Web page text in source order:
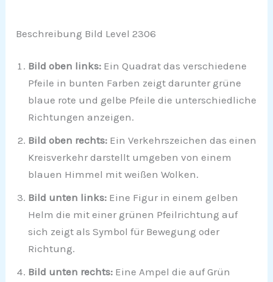
Beschreibung Bild Level 2306
Bild oben links: Ein Quadrat das verschiedene
Pfeile in bunten Farben zeigt darunter grüne
blaue rote und gelbe Pfeile die unterschiedliche
Richtungen anzeigen.
Bild oben rechts: Ein Verkehrszeichen das einen
Kreisverkehr darstellt umgeben von einem
blauen Himmel mit weißen Wolken.
Bild unten links: Eine Figur in einem gelben
Helm die mit einer grünen Pfeilrichtung auf
sich zeigt als Symbol für Bewegung oder
Richtung.
Bild unten rechts: Eine Ampel die auf Grün